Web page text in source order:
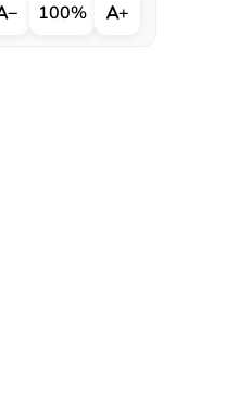
− 100% +